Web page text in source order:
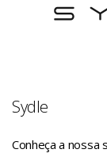
Sydle
Conheça a nossa